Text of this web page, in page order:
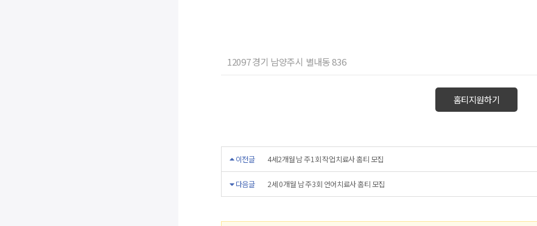
12097 경기 남양주시 별내동 836
홈티지원하기
이전글 4세2개월 남 주1회 작업치료사 홈티 모집
다음글 2세 0개월 남 주3회 언어치료사 홈티 모집